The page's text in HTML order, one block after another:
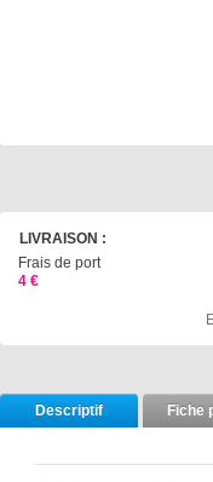
LIVRAISON :
Frais de port
4 €
Descriptif Fiche